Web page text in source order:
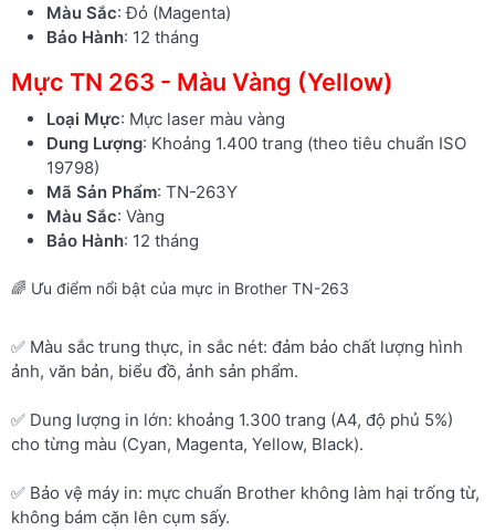
Màu Sắc: Đỏ (Magenta)
Bảo Hành: 12 tháng
Mực TN 263 - Màu Vàng (Yellow)
Loại Mực: Mực laser màu vàng
Dung Lượng: Khoảng 1.400 trang (theo tiêu chuẩn ISO
19798)
Mã Sản Phẩm: TN-263Y
Màu Sắc: Vàng
Bảo Hành: 12 tháng
🌈 Ưu điểm nổi bật của mực in Brother TN-263
✅ Màu sắc trung thực, in sắc nét: đảm bảo chất lượng hình
ảnh, văn bản, biểu đồ, ảnh sản phẩm.
✅ Dung lượng in lớn: khoảng 1.300 trang (A4, độ phủ 5%)
cho từng màu (Cyan, Magenta, Yellow, Black).
✅ Bảo vệ máy in: mực chuẩn Brother không làm hại trống từ,
không bám cặn lên cụm sấy.